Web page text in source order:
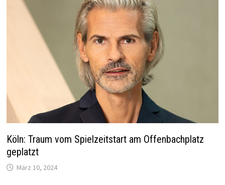
Köln: Traum vom Spielzeitstart am Offenbachplatz
geplatzt
März 10, 2024